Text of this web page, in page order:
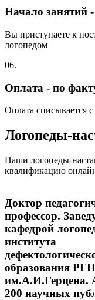
Начало занятий -
Вы приступаете к
логопедом
06.
Оплата - по
Оплата списывается
Логопеды-
Наши логопеды-
квалификацию
Доктор
профессор.
кафедрой
института
образования
им.А.И.Герцена.
200 научных